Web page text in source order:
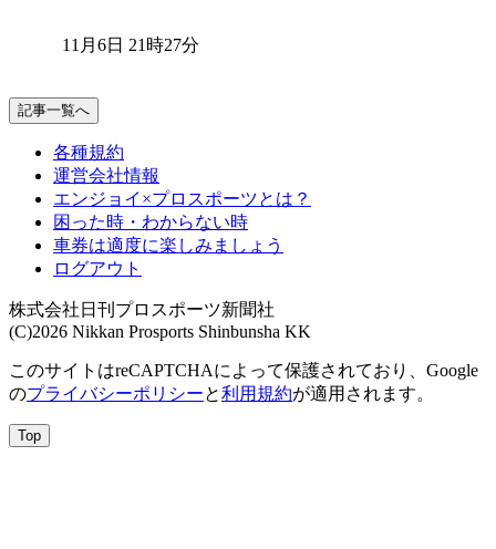
11月6日 21時27分
記事一覧へ
各種規約
運営会社情報
エンジョイ×プロスポーツとは？
困った時・わからない時
車券は適度に楽しみましょう
ログアウト
株式会社日刊プロスポーツ新聞社
(C)2026 Nikkan Prosports Shinbunsha KK
このサイトはreCAPTCHAによって保護されており、Google
のプライバシーポリシーと利用規約が適用されます。
Top